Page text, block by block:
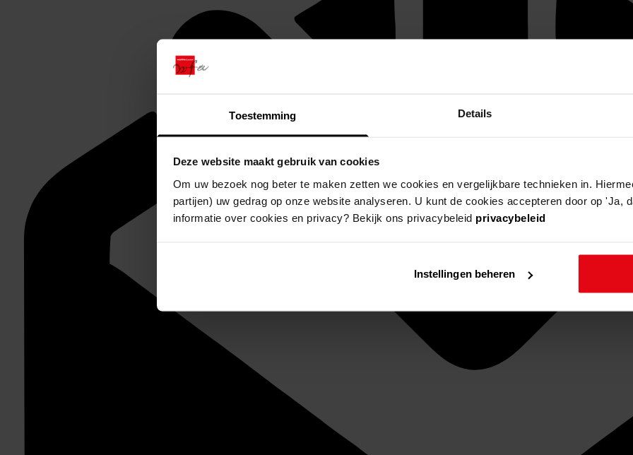
Toestemming Details
Deze website maakt gebruik van cookies
Om uw bezoek nog beter te maken zetten we cookies en vergelijkbare technieken in.
partijen) uw gedrag op onze website analyseren. U kunt de cookies accepteren door op 'Ja,
informatie over cookies en privacy? Bekijk ons privacybeleid privacybeleid
Instellingen beheren